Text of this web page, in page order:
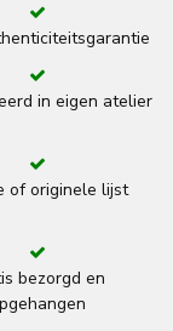
in eigen atelier
of originele lijst
bezorgd en